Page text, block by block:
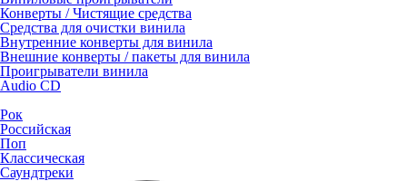
Конверты / Чистящие средства
Средства для очистки винила
Внутренние конверты для винила
Внешние конверты / пакеты для винила
Проигрыватели винила
Audio CD
Рок
Российская
Поп
Классическая
Саундтреки